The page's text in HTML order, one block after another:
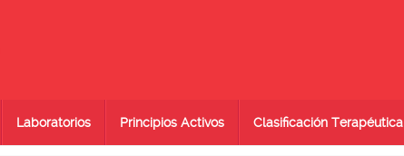
Laboratorios Principios Activos Clasificación Terapéutica